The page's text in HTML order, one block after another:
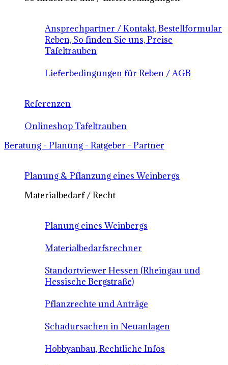
Ansprechpartner / Kontakt, Bestellformular
Reben, So finden Sie uns, Preise
Tafeltrauben
Lieferbedingungen für Reben / AGB
Referenzen
Onlineshop Tafeltrauben
Beratung - Planung - Ratgeber - Partner
Planung & Pflanzung eines Weinbergs
Materialbedarf / Recht
Planung eines Weinbergs
Materialbedarfsrechner
Standortviewer Hessen (Rheingau und
Hessische Bergstraße)
Pflanzrechte und Anträge
Schadursachen in Neuanlagen
Hobbyanbau, Rechtliche Infos